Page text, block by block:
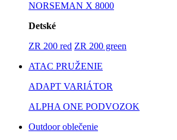
NORSEMAN X 8000
Detské
ZR 200 red ZR 200 green
ATAC PRUŽENIE
ADAPT VARIÁTOR
ALPHA ONE PODVOZOK
Outdoor oblečenie